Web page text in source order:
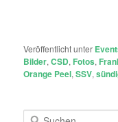
Veröffentlicht unter
Bilder,CSD, Fotos,
Orange Peel,SSV,